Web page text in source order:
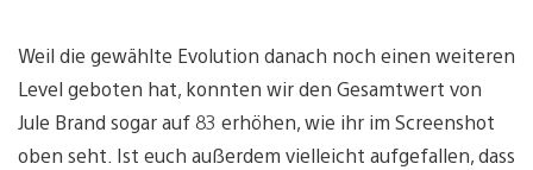
Weil die gewählte Evolution danach noch einen weiteren
Level geboten hat, konnten wir den Gesamtwert von
Jule Brand sogar auf 83 erhöhen, wie ihr im Screenshot
oben seht. Ist euch außerdem vielleicht aufgefallen, dass